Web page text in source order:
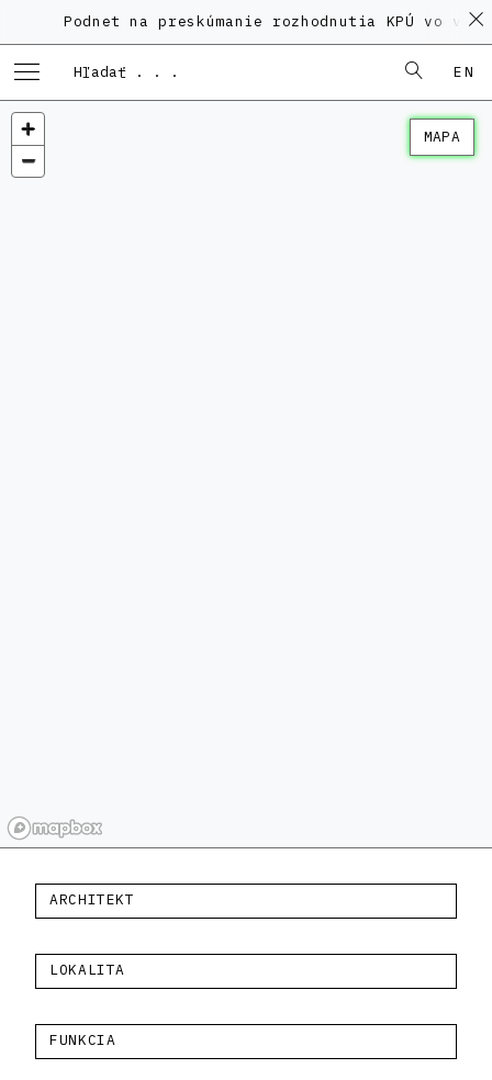
Podnet na preskúmanie rozhodnutia KPÚ vo
EN
MAPA
ARCHITEKT
LOKALITA
FUNKCIA